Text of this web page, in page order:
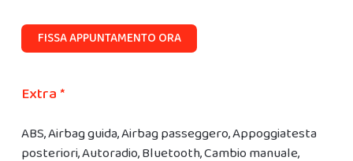
FISSA APPUNTAMENTO ORA
Extra *
ABS, Airbag guida, Airbag passeggero, Appoggiatesta
posteriori, Autoradio, Bluetooth, Cambio manuale,